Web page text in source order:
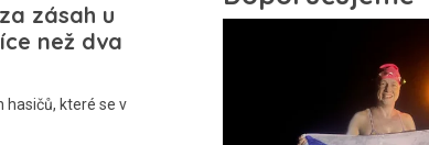
zásah u
než dva
hasičů, které se v